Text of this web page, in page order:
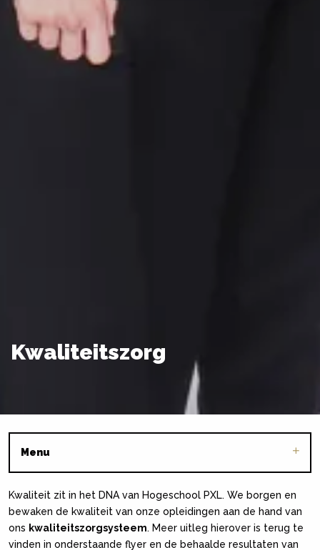
Kwaliteitszorg
Menu
Kwaliteit zit in het DNA van Hogeschool PXL. We borgen en
bewaken de kwaliteit van onze opleidingen aan de hand van
ons kwaliteitszorgsysteem. Meer uitleg hierover is terug te
vinden in onderstaande flyer en de behaalde resultaten van